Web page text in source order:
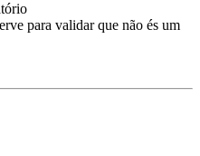
para validar que não és um